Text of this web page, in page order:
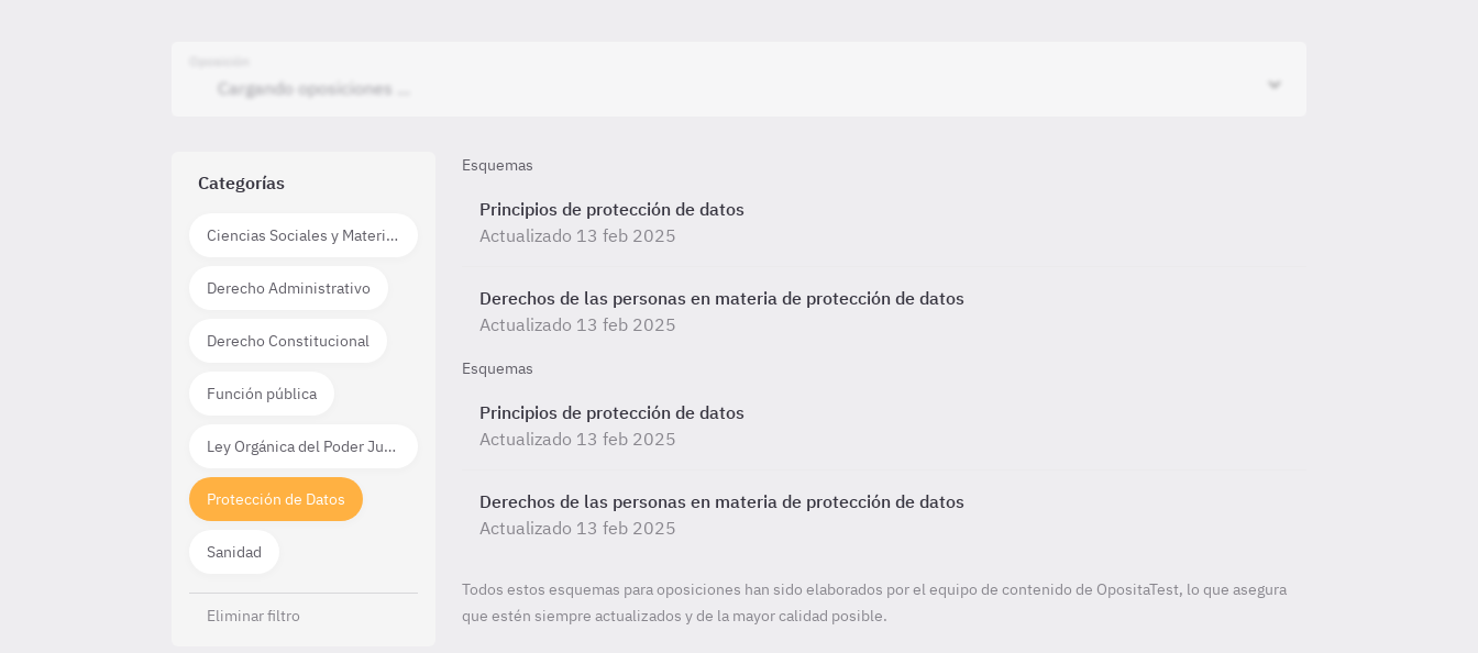
Categorías
Ciencias Sociales y Materias técnico científicas
Derecho Administrativo
Derecho Constitucional
Función pública
Ley Orgánica del Poder Judicial
Protección de Datos
Sanidad
Eliminar filtro
Esquemas
Principios de protección de datos
Actualizado 13 feb 2025
Derechos de las personas en materia de protección de datos
Actualizado 13 feb 2025
Esquemas
Principios de protección de datos
Actualizado 13 feb 2025
Derechos de las personas en materia de protección de datos
Actualizado 13 feb 2025
Todos estos esquemas para oposiciones han sido elaborados por el equipo de contenido de OpositaTest, lo que asegura
que estén siempre actualizados y de la mayor calidad posible.